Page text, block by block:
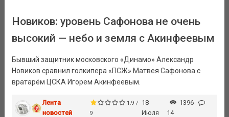
Новиков: уровень Сафонова не очень
высокий — небо и земля с Акинфеевым
Бывший защитник московского «Динамо» Александр
Новиков сравнил голкипера «ПСЖ» Матвея Сафонова с
вратарём ЦСКА Игорем Акинфеевым.
Лента
новостей
1.9 /
9
18
Июля
1396
14